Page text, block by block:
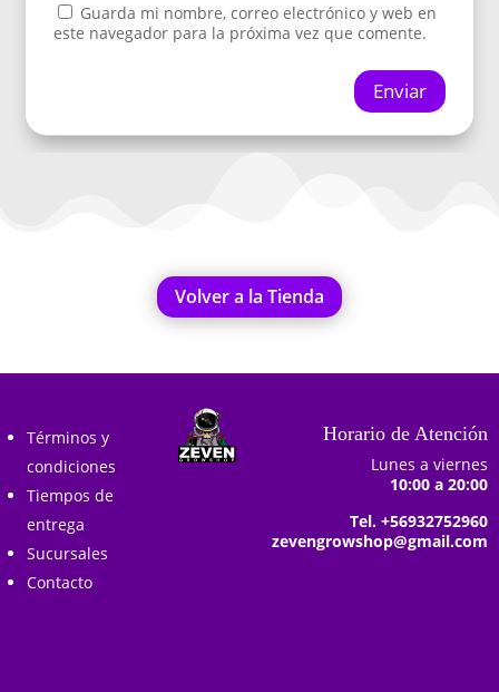
Guarda mi nombre, correo electrónico y web en
este navegador para la próxima vez que comente.
Enviar
Volver a la Tienda
Términos y
condiciones
Tiempos de
entrega
Sucursales
Contacto
Horario de Atención
Lunes a viernes
10:00 a 20:00
Tel. +56932752960
zevengrowshop@gmail.com